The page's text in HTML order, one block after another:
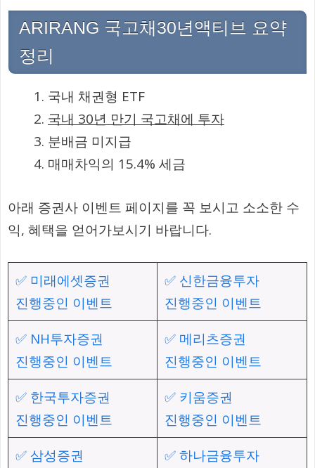
ARIRANG 국고채30년액티브 요약
정리
국내 채권형 ETF
국내 30년 만기 국고채에 투자
분배금 미지급
매매차익의 15.4% 세금
아래 증권사 이벤트 페이지를 꼭 보시고 소소한 수
익, 혜택을 얻어가보시기 바랍니다.
✅ 미래에셋증권
진행중인 이벤트
✅ 신한금융투자
진행중인 이벤트
✅ NH투자증권
진행중인 이벤트
✅ 메리츠증권
진행중인 이벤트
✅ 한국투자증권
진행중인 이벤트
✅ 키움증권
진행중인 이벤트
✅ 삼성증권
✅ 하나금융투자